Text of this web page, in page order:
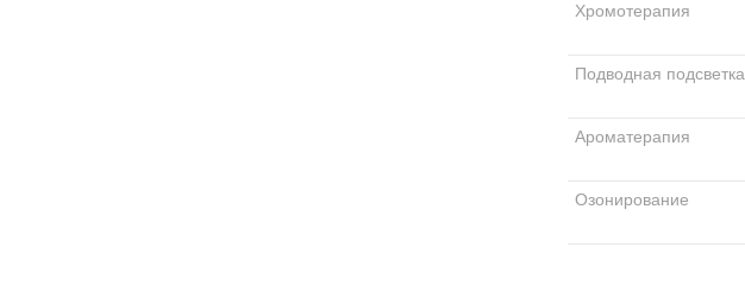
Хромотерапия
Подводная подсветка
Ароматерапия
Озонирование